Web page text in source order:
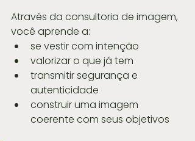
Através da consultoria de imagem,
você aprende a:
se vestir com intenção
valorizar o que já tem
transmitir segurança e
autenticidade
construir uma imagem
coerente com seus objetivos